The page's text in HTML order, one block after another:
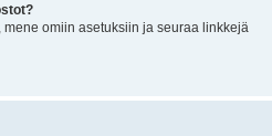
omiin asetuksiin ja seuraa linkkejä